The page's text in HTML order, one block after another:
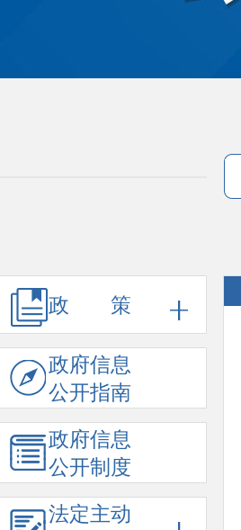
政 策
政府信息
公开指南
政府信息
公开制度
法定主动